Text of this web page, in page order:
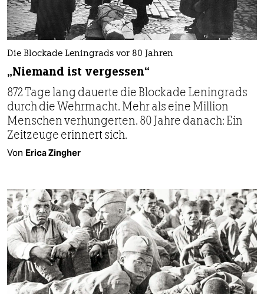
Die Blockade Leningrads vor 80 Jahren
„Niemand ist vergessen“
872 Tage lang dauerte die Blockade Leningrads
durch die Wehrmacht. Mehr als eine Million
Menschen verhungerten. 80 Jahre danach: Ein
Zeitzeuge erinnert sich.
Von Erica Zingher